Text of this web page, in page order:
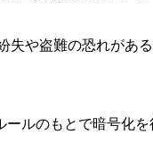
や盗難の恐れがあ
ルのもとで暗号化